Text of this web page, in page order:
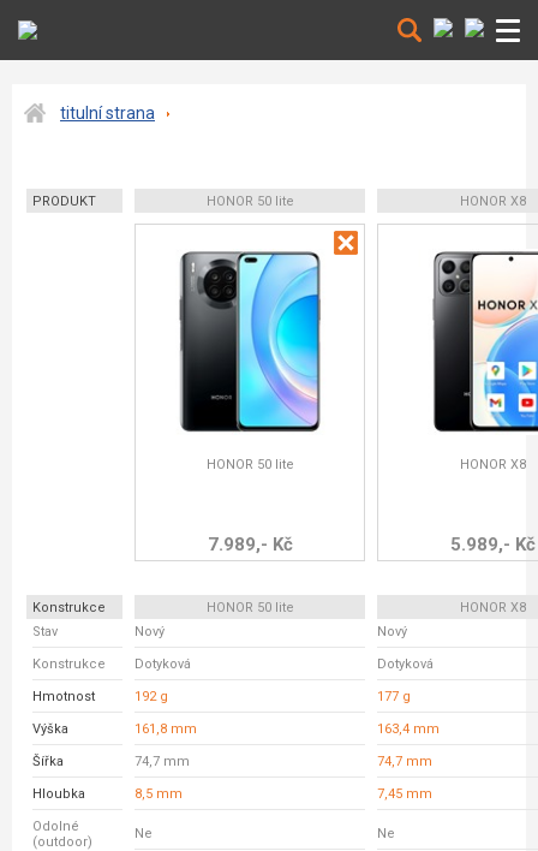
titulní strana
PRODUKT HONOR 50 lite HONOR X8
HONOR 50 lite
7.989,- Kč
HONOR X8
5.989,- Kč
Konstrukce HONOR 50 lite
HONOR X8
Stav
Nový Nový
Konstrukce Dotyková Dotyková
Hmotnost 192 g 177 g
Výška 161,8 mm 163,4 mm
Šířka 74,7 mm 74,7 mm
Hloubka 8,5 mm 7,45 mm
Odolné
(outdoor)
Ne Ne